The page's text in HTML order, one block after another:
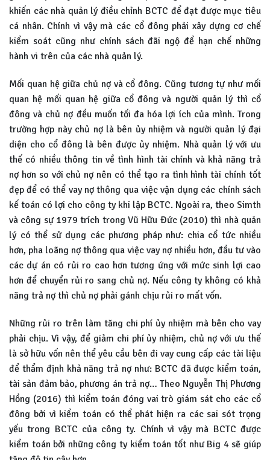
khiến các nhà quản lý điều chỉnh BCTC để đạt được mục tiêu
cá nhân. Chính vì vậy mà các cổ đông phải xây dựng cơ chế
kiểm soát cũng như chính sách đãi ngộ để hạn chế những
hành vi trên của các nhà quản lý.
Mối quan hệ giữa chủ nợ và cổ đông. Cũng tương tự như mối
quan hệ mối quan hệ giữa cổ đông và người quản lý thì cổ
đông và chủ nợ đều muốn tối đa hóa lợi ích của mình. Trong
trường hợp này chủ nợ là bên ủy nhiệm và người quản lý đại
diện cho cổ đông là bên được ủy nhiệm. Nhà quản lý với ưu
thế có nhiều thông tin về tình hình tài chính và khả năng trả
nợ hơn so với chủ nợ nên có thể tạo ra tình hình tài chính tốt
đẹp để có thể vay nợ thông qua việc vận dụng các chính sách
kế toán có lợi cho công ty khi lập BCTC. Ngoài ra, theo Simth
và công sự 1979 trích trong Vũ Hữu Đức (2010) thì nhà quản
lý có thể sử dụng các phương pháp như: chia cổ tức nhiều
hơn, pha loãng nợ thông qua việc vay nợ nhiều hơn, đầu tư vào
các dự án có rủi ro cao hơn tương ứng với mức sinh lợi cao
hơn để chuyển rủi ro sang chủ nợ. Nếu công ty không có khả
năng trả nợ thì chủ nợ phải gánh chịu rủi ro mất vốn.
Những rủi ro trên làm tăng chi phí ủy nhiệm mà bên cho vay
phải chịu. Vì vậy, để giảm chi phí ủy nhiệm, chủ nợ với ưu thế
là sở hữu vốn nên thể yêu cầu bên đi vay cung cấp các tài liệu
để thẩm định khả năng trả nợ như: BCTC đã được kiểm toán,
tài sản đảm bảo, phương án trả nợ… Theo Nguyễn Thị Phương
Hồng (2016) thì kiểm toán đóng vai trò giám sát cho các cổ
đông bởi vì kiểm toán có thể phát hiện ra các sai sót trọng
yếu trong BCTC của công ty. Chính vì vậy mà BCTC được
kiểm toán bởi những công ty kiểm toán tốt như Big 4 sẽ giúp